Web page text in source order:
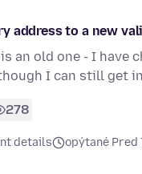
address to a new
an old one - I have
I can still get
278
details opýtané Pred